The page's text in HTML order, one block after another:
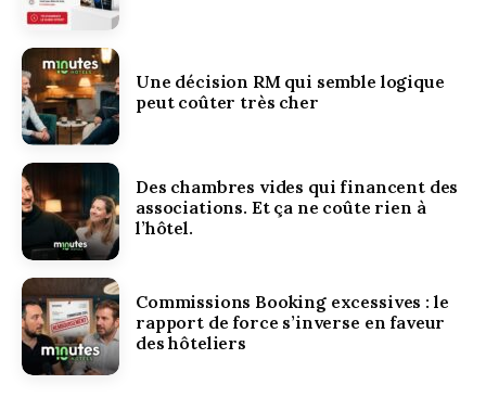
Une décision RM qui semble logique
peut coûter très cher
Des chambres vides qui financent des
associations. Et ça ne coûte rien à
l’hôtel.
Commissions Booking excessives : le
rapport de force s’inverse en faveur
des hôteliers